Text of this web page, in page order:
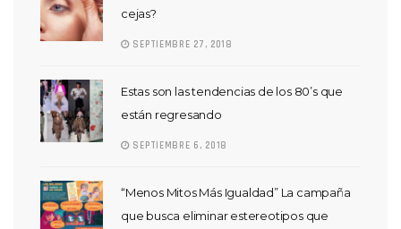
cejas?
SEPTIEMBRE 27, 2018
Estas son las tendencias de los 80’s que
están regresando
SEPTIEMBRE 6, 2018
“Menos Mitos Más Igualdad” La campaña
que busca eliminar estereotipos que